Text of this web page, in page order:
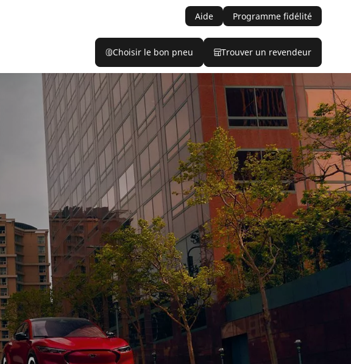
Aide Programme fidélité
Choisir le bon pneu Trouver un revendeur